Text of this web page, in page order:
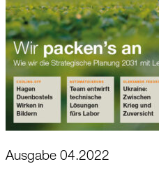
Ausgabe 04.2022